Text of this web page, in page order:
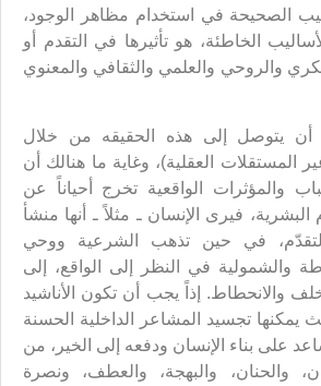
الصحيحة في استخدام مظاهر الوجود،
الخاطئة، هو تأثيرها في التقدم أو
والروحي والعلمي والثقافي والمعنوي
أن يتوصل إلى هذه الحقيقه من خلال
المستقلات العقلية)، وغاية ما هنالك أن
والمؤثرات الواقعية تخرج أحياناً عن
البشرية، فيرى الإنسان ـ مثلاً ـ أنها منشأ
في حين تذهب الشرعية ووحي
والشمولية في النظر إلى الواقع، إلى
والانحطاط. إذاً يجب أن تكون الأناشيد
يمكنها تجسيد المشاعر الداخلية الحسنة
على بناء الإنسان ودفعه إلى الخير، من
والحنان، والبهجة، والعطف، ونصرة